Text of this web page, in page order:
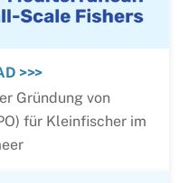
>>>
Gründung von
für Kleinfischer im